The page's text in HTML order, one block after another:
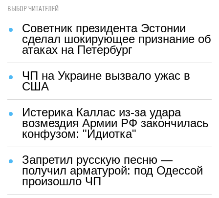
ВЫБОР ЧИТАТЕЛЕЙ
Советник президента Эстонии
сделал шокирующее признание об
атаках на Петербург
ЧП на Украине вызвало ужас в
США
Истерика Каллас из-за удара
возмездия Армии РФ закончилась
конфузом: "Идиотка"
Запретил русскую песню —
получил арматурой: под Одессой
произошло ЧП